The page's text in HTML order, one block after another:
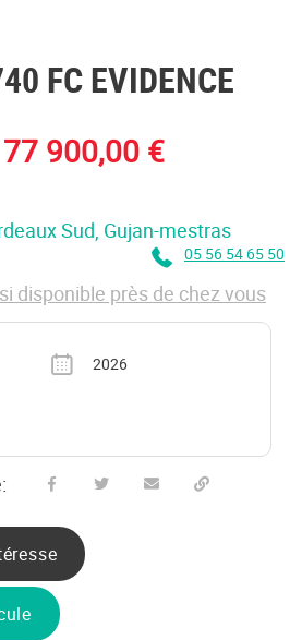
FC EVIDENCE
77 900,00 €
Sud , Gujan-mestras
05 56 54 65 50
disponible près de chez vous
grise Année
2026